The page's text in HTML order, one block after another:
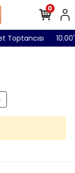
Toptancısı
0